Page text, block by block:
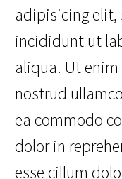
adipisicing elit,
incididunt ut
aliqua. Ut
nostrud
ea commodo
dolor in
esse cillum